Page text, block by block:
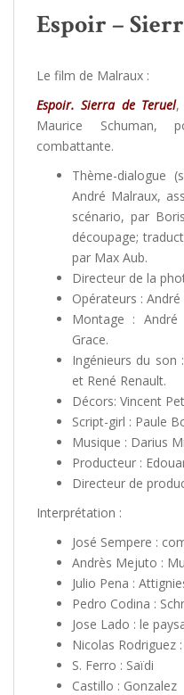
Espoir –
Le film de Malraux :
Espoir. Sierra de Teruel,
Maurice Schuman,
combattante.
Thème-dialogue
André Malraux,
scénario, par
découpage;
par Max Aub.
Directeur de la
Opérateurs :
Montage : André
Grace.
Ingénieurs du son
et René Renault.
Décors: Vincent
Script-girl : Paule
Musique : Darius
Producteur :
Directeur de
Interprétation :
José Sempere :
Andrès Mejuto :
Julio Pena :
Pedro Codina :
Jose Lado : le
Nicolas Rodriguez
S. Ferro : Saïdi
Castillo : Gonzalez